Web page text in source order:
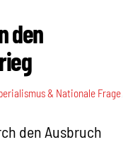
den
& Nationale Frage
den Ausbruch